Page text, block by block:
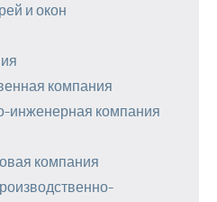
и окон
компания
инженерная компания
компания